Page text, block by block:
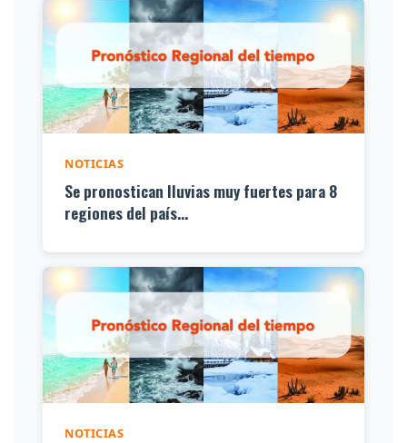
NOTICIAS
Se pronostican lluvias muy fuertes para 8
regiones del país...
NOTICIAS